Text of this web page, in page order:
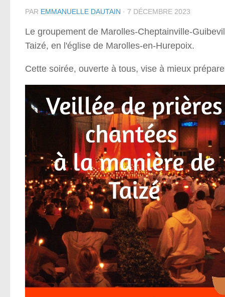
PAR EMMANUELLE DAUTAIN · 7 DÉCEMBRE 2023
Le groupement de Marolles-Cheptainville-
Taizé, en l'église de Marolles-en-Hurepoix.
Cette soirée, ouverte à tous, vise à mieux